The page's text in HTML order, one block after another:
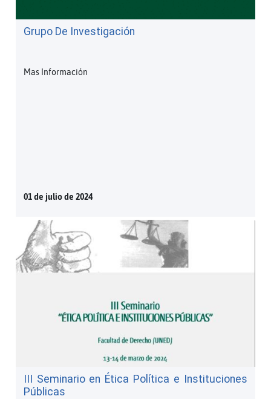
Grupo De Investigación
Mas Información
01 de julio de 2024
III Seminario en Ética Política e Instituciones
Públicas